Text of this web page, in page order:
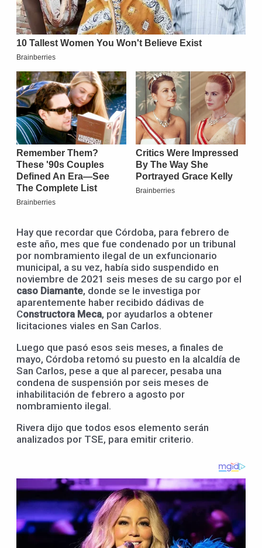
Hay que recordar que Córdoba, para febrero de
este año, mes que fue condenado por un tribunal
por nombramiento ilegal de un exfuncionario
municipal, a su vez, había sido suspendido en
noviembre de 2021 seis meses de su cargo por el
caso Diamante, donde se le investiga por
aparentemente haber recibido dádivas de
Constructora Meca, por ayudarlos a obtener
licitaciones viales en San Carlos.
Luego que pasó esos seis meses, a finales de
mayo, Córdoba retomó su puesto en la alcaldía de
San Carlos, pese a que al parecer, pesaba una
condena de suspensión por seis meses de
inhabilitación de febrero a agosto por
nombramiento ilegal.
Rivera dijo que todos esos elemento serán
analizados por TSE, para emitir criterio.